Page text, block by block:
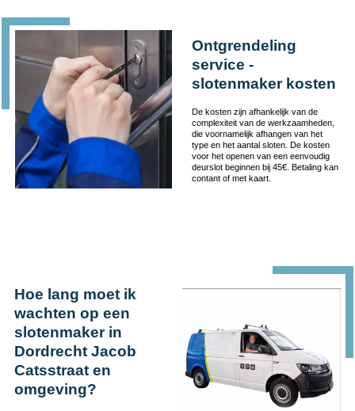
Ontgrendeling
service -
slotenmaker kosten
De kosten zijn afhankelijk van de
complexiteit van de werkzaamheden,
die voornamelijk afhangen van het
type en het aantal sloten. De kosten
voor het openen van een eenvoudig
deurslot beginnen bij 45€. Betaling kan
contant of met kaart.
Hoe lang moet ik
wachten op een
slotenmaker in
Dordrecht Jacob
Catsstraat en
omgeving?